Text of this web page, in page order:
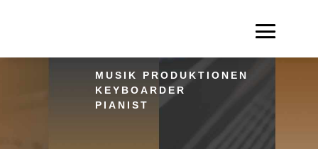
MUSIK PRODUKTIONEN
KEYBOARDER
PIANIST